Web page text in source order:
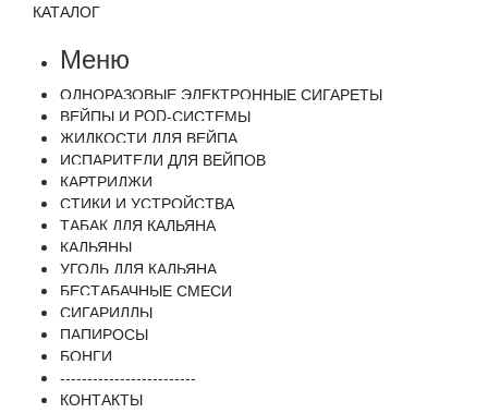
КАТАЛОГ
Меню
ОДНОРАЗОВЫЕ ЭЛЕКТРОННЫЕ СИГАРЕТЫ
ВЕЙПЫ И POD-СИСТЕМЫ
ЖИДКОСТИ ДЛЯ ВЕЙПА
ИСПАРИТЕЛИ ДЛЯ ВЕЙПОВ
КАРТРИДЖИ
СТИКИ И УСТРОЙСТВА
ТАБАК ДЛЯ КАЛЬЯНА
КАЛЬЯНЫ
УГОЛЬ ДЛЯ КАЛЬЯНА
БЕСТАБАЧНЫЕ СМЕСИ
СИГАРИЛЛЫ
ПАПИРОСЫ
БОНГИ
-------------------------
КОНТАКТЫ